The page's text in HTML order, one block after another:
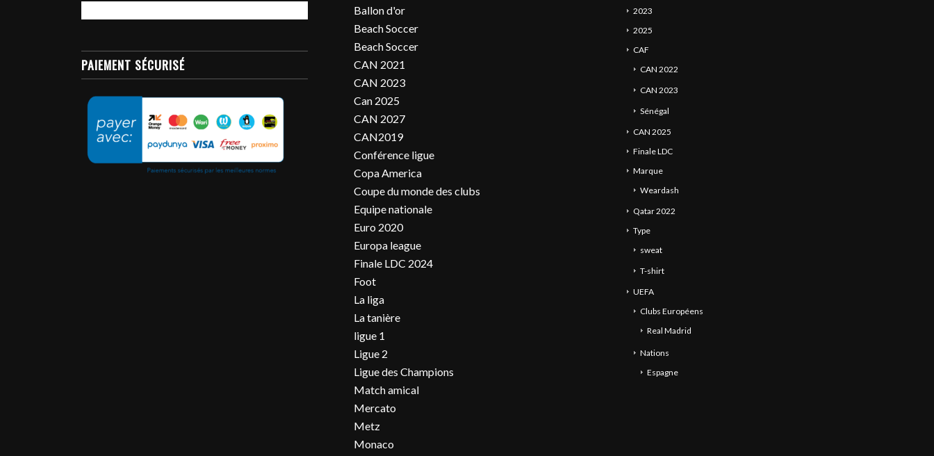
PAIEMENT SÉCURISÉ
Ballon d'or
Beach Soccer
Beach Soccer
CAN 2021
CAN 2023
Can 2025
CAN 2027
CAN2019
Conférence ligue
Copa America
Coupe du monde des clubs
Equipe nationale
Euro 2020
Europa league
Finale LDC 2024
Foot
La liga
La tanière
ligue 1
Ligue 2
Ligue des Champions
Match amical
Mercato
Metz
Monaco
2023
2025
CAF
CAN 2022
CAN 2023
Sénégal
CAN 2025
Finale LDC
Marque
Weardash
Qatar 2022
Type
sweat
T-shirt
UEFA
Clubs Européens
Real Madrid
Nations
Espagne